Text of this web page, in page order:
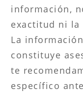
información,
exactitud ni
La
constituye
te
específico